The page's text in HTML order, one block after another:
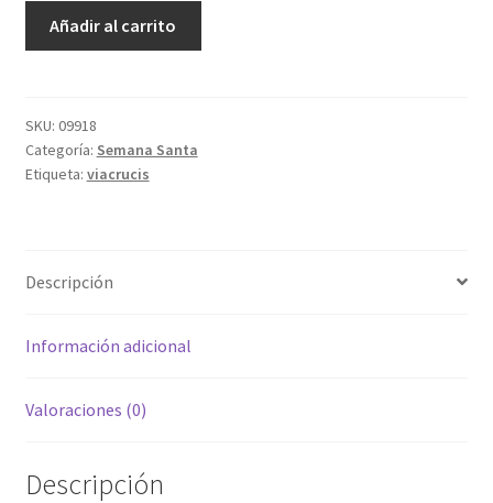
La
Visita
a
cantidad
Añadir al carrito
SKU: 09918
Categoría: Semana Santa
Etiqueta: viacrucis
Descripción
Información adicional
Valoraciones (0)
Descripción